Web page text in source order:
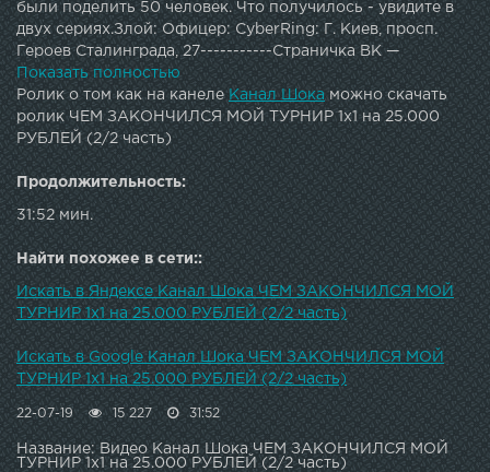
были поделить 50 человек. Что получилось - увидите в
двух сериях.Злой: Офицер: CyberRing: Г. Киев, просп.
Героев Сталинграда, 27-----------Страничка ВК —
Инстаграм — Группа ВКонтакте — Twitch канал —
Профиль стим — Лайв Канал —
Показать полностью
Ролик о том как на канеле Канал Шока можно скачать
ролик ЧЕМ ЗАКОНЧИЛСЯ МОЙ ТУРНИР 1х1 на 25.000
РУБЛЕЙ (2/2 часть)
Продолжительность:
31:52 мин.
Найти похожее в сети::
Искать в Яндексе Канал Шока ЧЕМ ЗАКОНЧИЛСЯ МОЙ
ТУРНИР 1х1 на 25.000 РУБЛЕЙ (2/2 часть)
Искать в Google Канал Шока ЧЕМ ЗАКОНЧИЛСЯ МОЙ
ТУРНИР 1х1 на 25.000 РУБЛЕЙ (2/2 часть)
22-07-19 15 227 31:52
Название: Видео Канал Шока ЧЕМ ЗАКОНЧИЛСЯ МОЙ
ТУРНИР 1х1 на 25.000 РУБЛЕЙ (2/2 часть)